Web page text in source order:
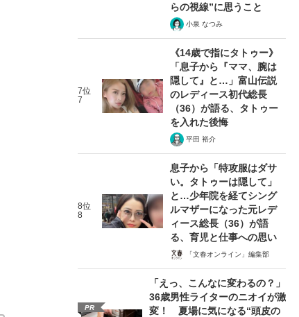
らの視線”に思うこと
小泉 なつみ
7位
7
《14歳で指にタトゥー》
「息子から『ママ、腕は
隠して』と…」富山伝説
のレディース初代総長
（36）が語る、タトゥー
を入れた後悔
平田 裕介
8位
8
息子から「特攻服はダサ
い。タトゥーは隠して」
と…少年院を経てシング
ルマザーになった元レデ
ィース総長（36）が語
る、育児と仕事への思い
「文春オンライン」編集部
PR
「えっ、こんなに変わるの？」
36歳男性ライターのニオイが激
変！ 夏場に気になる“頭皮の